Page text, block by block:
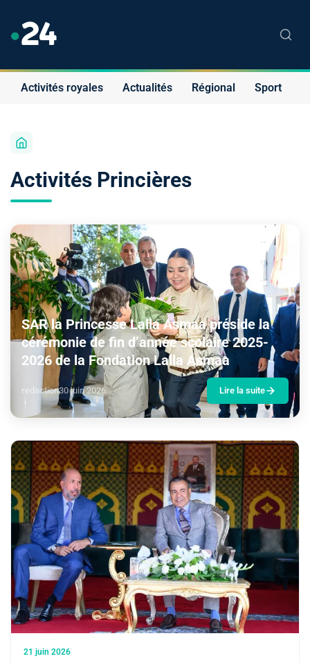
Activités royales Actualités Régional Sport
Activités Princières
SAR la Princesse Lalla Asmaa préside la
cérémonie de fin d’année scolaire 2025-
2026 de la Fondation Lalla Asmaa
redaction30 juin 2026 Lire la suite
21 juin 2026